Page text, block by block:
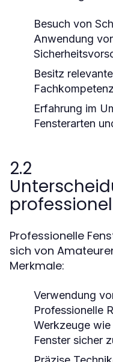
Besuch von
Anwendung
Besitz
Erfahrung im
Fensterarten
2.2
Professionelle
sich von
Merkmale:
Verwendung
Professionelle
Werkzeuge
Fenster sicher